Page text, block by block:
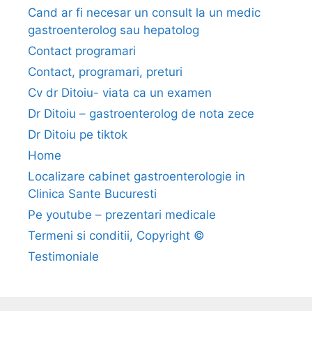
c
u
t
e
s
a
s
a
z
u
t
Cand ar fi necesar un consult la un medic
gastroenterolog sau hepatolog
Contact programari
Contact, programari, preturi
Cv dr Ditoiu- viata ca un examen
Dr Ditoiu – gastroenterolog de nota zece
Dr Ditoiu pe tiktok
Home
Localizare cabinet gastroenterologie in
Clinica Sante Bucuresti
Pe youtube – prezentari medicale
Termeni si conditii, Copyright ©
Testimoniale